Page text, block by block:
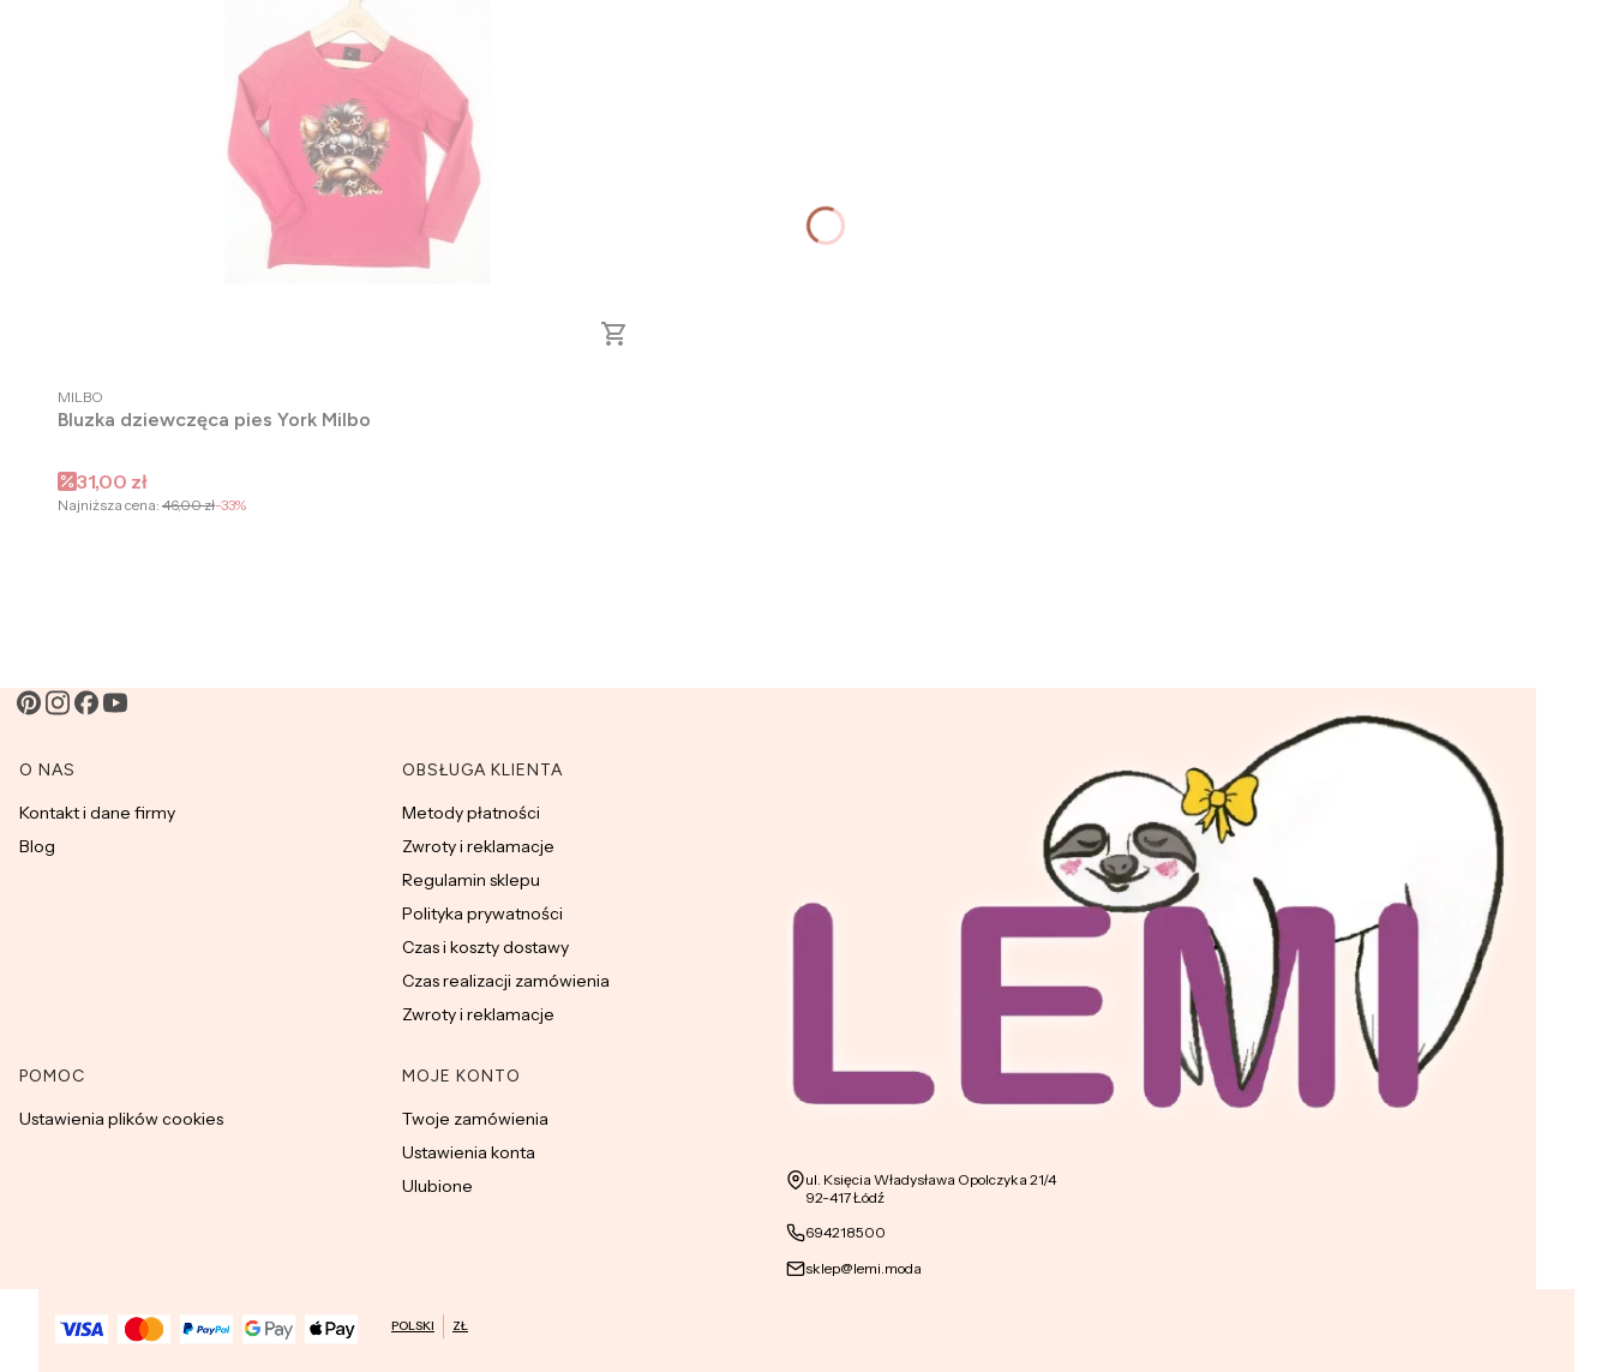
PRODUCENT
MILBO
Bluzka dziewczęca pies York Milbo
Cena promocyjna
31,00 zł
Najniższa cena: 46,00 zł-33%
Linki w stopce
O NAS
Kontakt i dane firmy
Blog
OBSŁUGA KLIENTA
Metody płatności
Zwroty i reklamacje
Regulamin sklepu
Polityka prywatności
Czas i koszty dostawy
Czas realizacji zamówienia
Zwroty i reklamacje
POMOC
Ustawienia plików cookies
MOJE KONTO
Twoje zamówienia
Ustawienia konta
Ulubione
Adres:
ul. Księcia Władysława Opolczyka 21/4
92-417 Łódź
694218500
sklep@lemi.moda
POLSKI ZŁ